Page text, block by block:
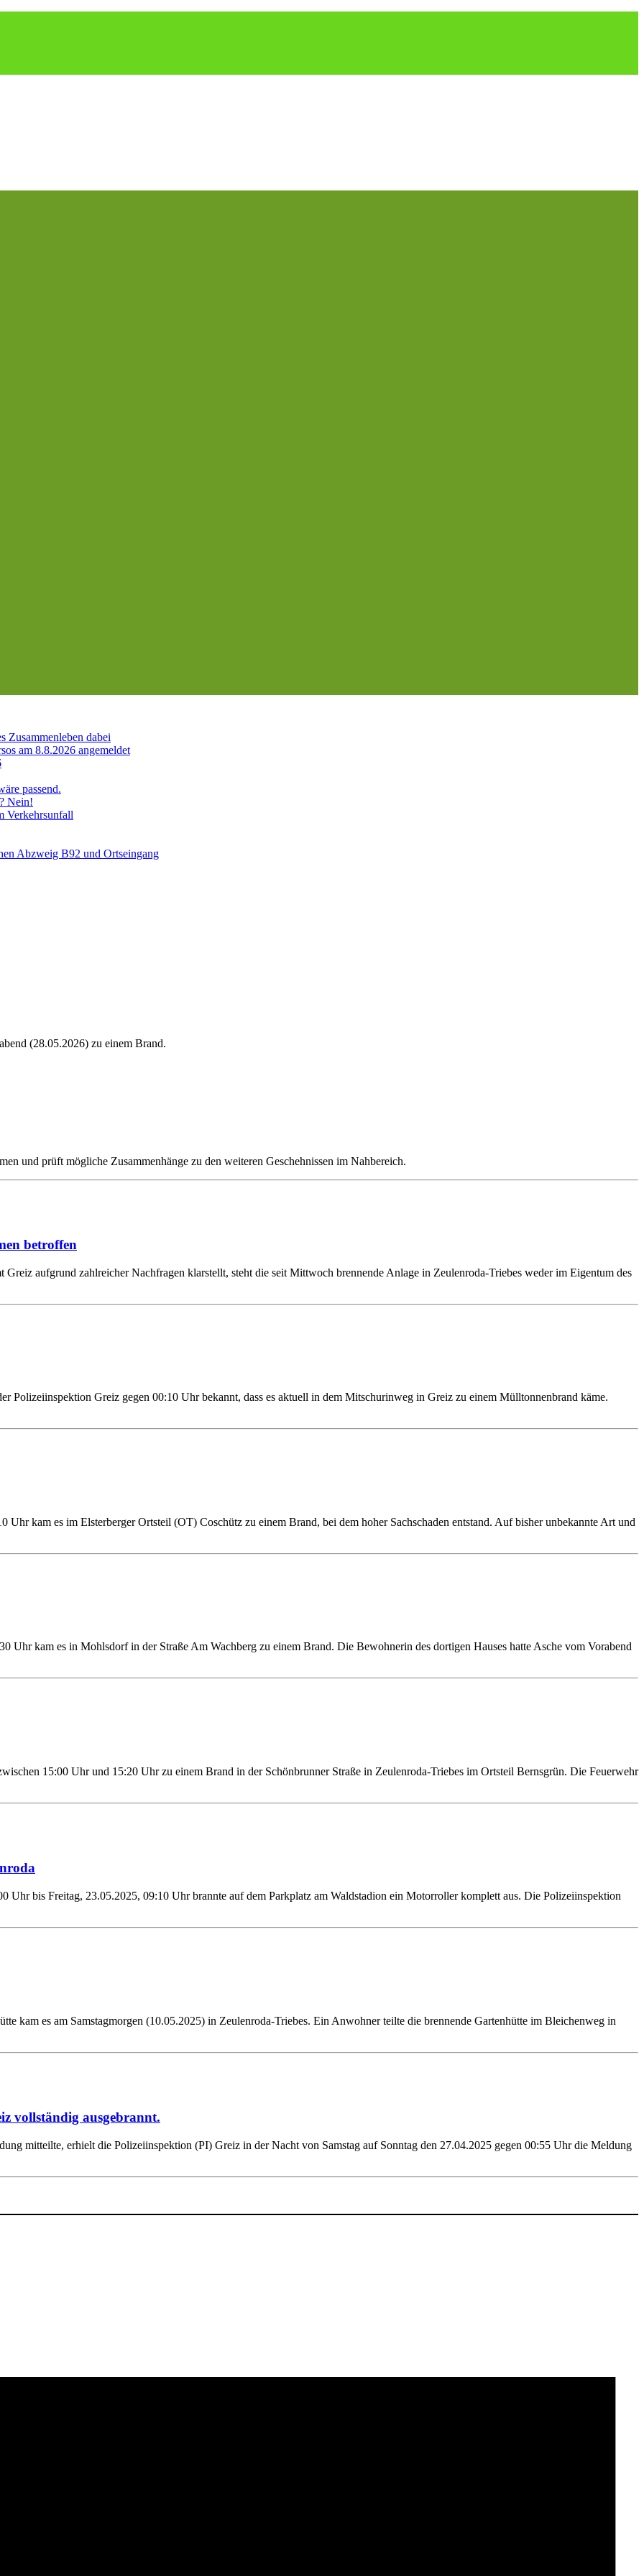
Zusammenleben dabei
am 8.8.2026 angemeldet
passend.
Nein!
Verkehrsunfall
Abzweig B92 und Ortseingang
(28.05.2026) zu einem Brand.
und prüft mögliche Zusammenhänge zu den weiteren Geschehnissen im Nahbereich.
betroffen
Greiz aufgrund zahlreicher Nachfragen klarstellt, steht die seit Mittwoch brennende Anlage in Zeulenroda-Triebes weder im Eigentum des
Polizeiinspektion Greiz gegen 00:10 Uhr bekannt, dass es aktuell in dem Mitschurinweg in Greiz zu einem Mülltonnenbrand käme.
kam es im Elsterberger Ortsteil (OT) Coschütz zu einem Brand, bei dem hoher Sachschaden entstand. Auf bisher unbekannte Art und
kam es in Mohlsdorf in der Straße Am Wachberg zu einem Brand. Die Bewohnerin des dortigen Hauses hatte Asche vom Vorabend
15:00 Uhr und 15:20 Uhr zu einem Brand in der Schönbrunner Straße in Zeulenroda-Triebes im Ortsteil Bernsgrün. Die Feuerwehr
Uhr bis Freitag, 23.05.2025, 09:10 Uhr brannte auf dem Parkplatz am Waldstadion ein Motorroller komplett aus. Die Polizeiinspektion
kam es am Samstagmorgen (10.05.2025) in Zeulenroda-Triebes. Ein Anwohner teilte die brennende Gartenhütte im Bleichenweg in
vollständig ausgebrannt.
mitteilte, erhielt die Polizeiinspektion (PI) Greiz in der Nacht von Samstag auf Sonntag den 27.04.2025 gegen 00:55 Uhr die Meldung